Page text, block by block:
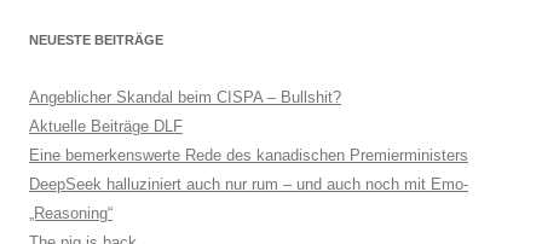
NEUESTE BEITRÄGE
Angeblicher Skandal beim CISPA – Bullshit?
Aktuelle Beiträge DLF
Eine bemerkenswerte Rede des kanadischen Premierministers
DeepSeek halluziniert auch nur rum – und auch noch mit Emo-
„Reasoning“